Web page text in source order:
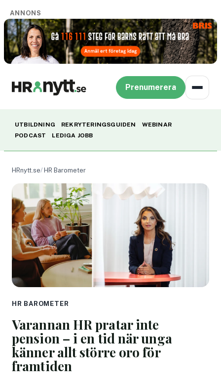
ANNONS
Prenumerera
UTBILDNING REKRYTERINGSGUIDEN
WEBINAR
PODCAST
LEDIGA JOBB
HRnytt.se HR Barometer
HR BAROMETER
Varannan HR pratar inte
pension – i en tid när unga
känner allt större oro för
framtiden